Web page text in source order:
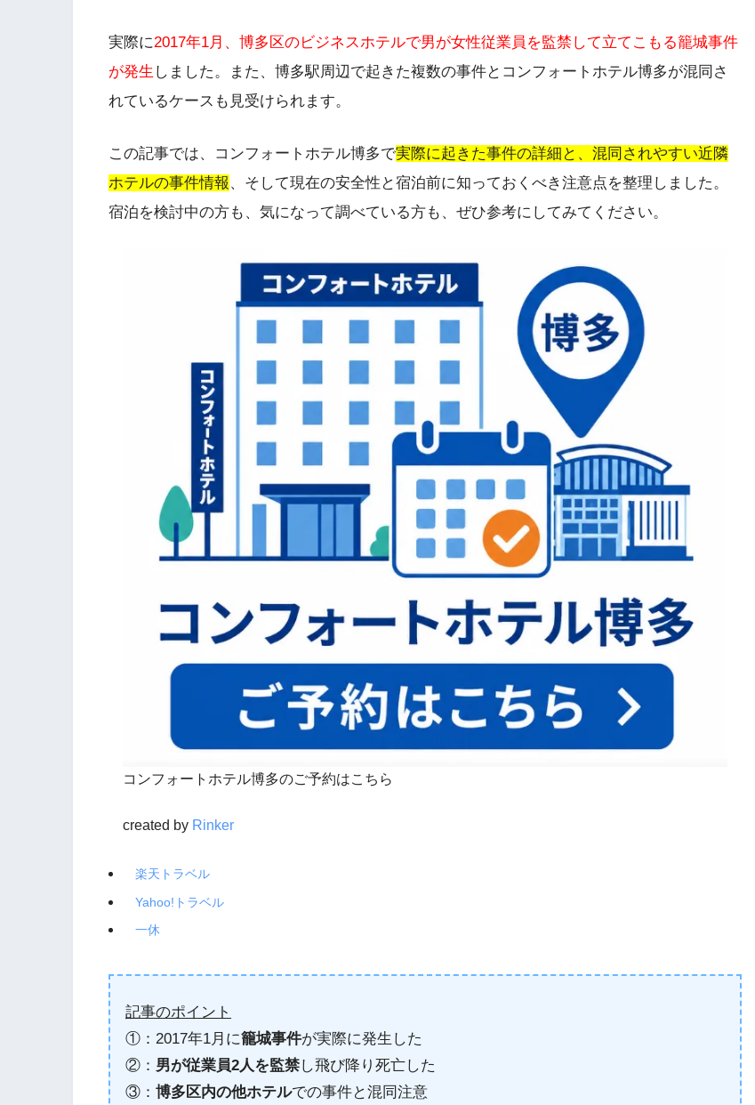
実際に2017年1月、博多区のビジネスホテルで男が女性従業員を監禁して立てこもる籠城事件
が発生 しました。また、博多駅周辺で起きた複数の事件とコンフォートホテル博多が混同さ
れているケースも見受けられます。
この記事では、コンフォートホテル博多で実際に起きた事件の詳細と、混同されやすい近隣
ホテルの事件情報 、そして現在の安全性と宿泊前に知っておくべき注意点を整理しました。
宿泊を検討中の方も、気になって調べている方も、ぜひ参考にしてみてください。
コンフォートホテル博多のご予約はこちら
created by Rinker
楽天トラベル
Yahoo!トラベル
一休
記事のポイント
①：2017年1月に籠城事件が実際に発生した
②： 男が従業員2人を監禁し飛び降り死亡した
③：博多区内の他ホテルでの事件と混同注意